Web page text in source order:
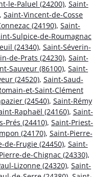
le-Paluel (24200), Saint-
, Saint-Vincent-de-Cosse
(24190), Saint-
Sulpice-de-Roumagnac
(24340), Saint-Séverin-
de-Prats (24230), Saint-
Sauveur (86100), Saint-
(24520), Saint-Saud-
et-Saint-Clément
(24540), Saint-Rémy
Raphaël (24160), Saint-
Prés (24410), Saint-Priest-
(24170), Saint-Pierre-
de-Frugie (24450), Saint-
de-Chignac (24330),
Lizonne (24320), Saint-